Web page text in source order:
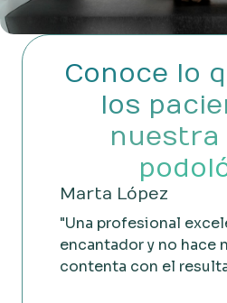
Conoce lo
los
nuestra
Marta López
"Una profesional
encantador y no hace
contenta con el